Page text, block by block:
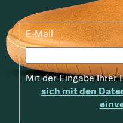
E-Mail
Mit der Eingabe Ihrer
sich mit den